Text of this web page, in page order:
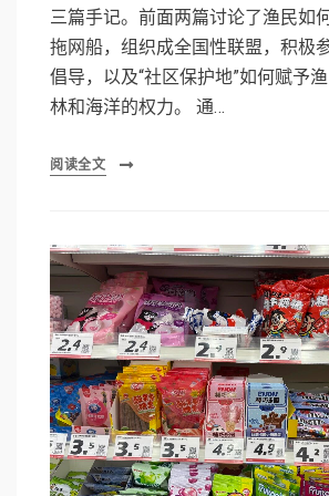
三篇手记。前面两篇讨论了渔民如
拖网船，组织成全国性联盟，积极
倡导，以及“社区保护地”如何赋予
林和海洋的权力。 通…
阅读全文